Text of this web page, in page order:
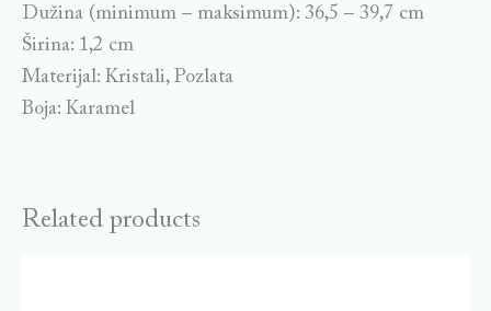
Dužina (minimum – maksimum): 36,5 – 39,7 cm
Širina: 1,2 cm
Materijal: Kristali, Pozlata
Boja: Karamel
Related products